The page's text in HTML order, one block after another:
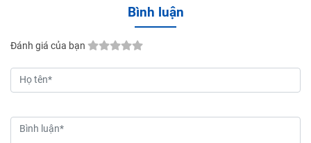
Bình luận
Đánh giá của bạn